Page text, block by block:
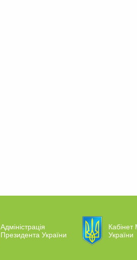
Адміністрація
Президента України
Кабінет
України